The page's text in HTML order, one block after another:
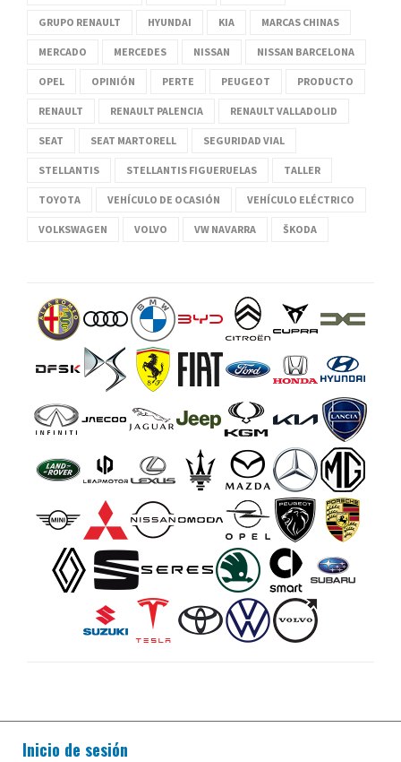
GRUPO RENAULT HYUNDAI KIA MARCAS CHINAS
MERCADO MERCEDES NISSAN NISSAN BARCELONA
OPEL OPINIÓN PERTE PEUGEOT PRODUCTO
RENAULT RENAULT PALENCIA RENAULT VALLADOLID
SEAT SEAT MARTORELL SEGURIDAD VIAL
STELLANTIS STELLANTIS FIGUERUELAS TALLER
TOYOTA VEHÍCULO DE OCASIÓN VEHÍCULO ELÉCTRICO
VOLKSWAGEN VOLVO VW NAVARRA ŠKODA
Inicio de sesión